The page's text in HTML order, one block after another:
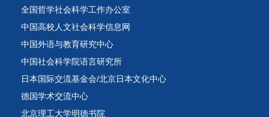
全国哲学社会科学工作办公室
中国高校人文社会科学信息网
中国外语与教育研究中心
中国社会科学院语言研究所
日本国际交流基金会/北京日本文化中心
德国学术交流中心
北京理工大学明德书院